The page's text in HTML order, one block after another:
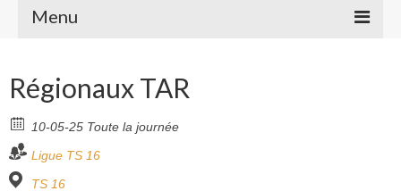
Menu
Sécurité
Challenges TS 16
Régionaux TAR
10-05-25 Toute la journée
Ligue TS 16
TS 16